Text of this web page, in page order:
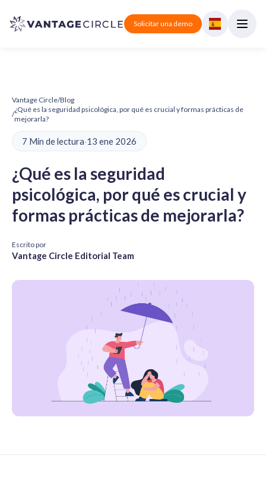
Solicitar una demo
Vantage Circle/Blog
/
¿Qué es la seguridad psicológica, por qué es crucial y formas prácticas de
mejorarla?
7 Min de lectura·13 ene 2026
¿Qué es la seguridad
psicológica, por qué es crucial y
formas prácticas de mejorarla?
Escrito por
Vantage Circle Editorial Team